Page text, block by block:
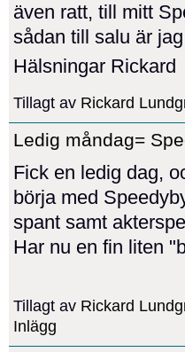
även ratt, till mitt
sådan till salu är
Hälsningar Rickard
Tillagt av Rickard
Ledig måndag=
Fick en ledig dag,
börja med
spant samt
Har nu en fin liten
Tillagt av Rickard
Inlägg